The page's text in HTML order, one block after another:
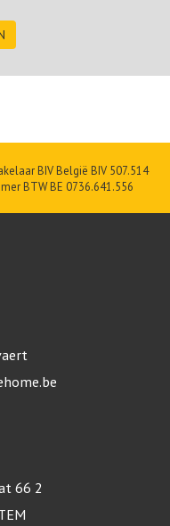
BIV België BIV 507.514
BTW BE 0736.641.556
66 2